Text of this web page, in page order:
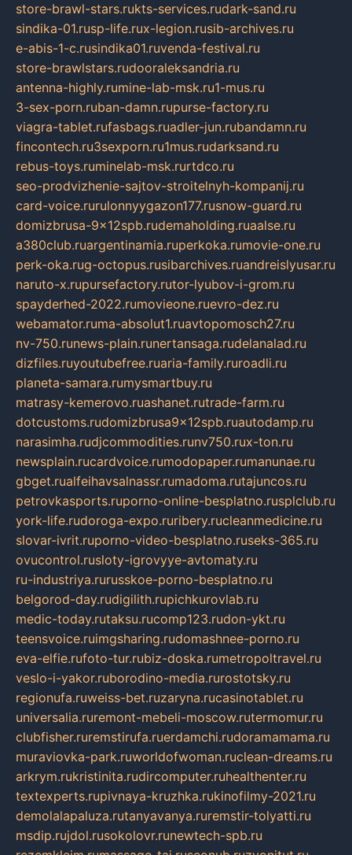
store-brawl-stars.rukts-services.rudark-sand.ru
sindika-01.rusp-life.rux-legion.rusib-archives.ru
e-abis-1-c.rusindika01.ruvenda-festival.ru
store-brawlstars.rudooraleksandria.ru
antenna-highly.rumine-lab-msk.ru1-mus.ru
3-sex-porn.ruban-damn.rupurse-factory.ru
viagra-tablet.rufasbags.ruadler-jun.rubandamn.ru
fincontech.ru3sexporn.ru1mus.rudarksand.ru
rebus-toys.ruminelab-msk.rurtdco.ru
seo-prodvizhenie-sajtov-stroitelnyh-kompanij.ru
card-voice.rurulonnyygazon177.rusnow-guard.ru
domizbrusa-9x12spb.rudemaholding.ruaalse.ru
a380club.ruargentinamia.ruperkoka.rumovie-one.ru
perk-oka.rug-octopus.rusibarchives.ruandreislyusar.ru
naruto-x.rupursefactory.rutor-lyubov-i-grom.ru
spayderhed-2022.rumovieone.ruevro-dez.ru
webamator.ruma-absolut1.ruavtopomosch27.ru
nv-750.runews-plain.runertansaga.rudelanalad.ru
dizfiles.ruyoutubefree.ruaria-family.ruroadli.ru
planeta-samara.rumysmartbuy.ru
matrasy-kemerovo.ruashanet.rutrade-farm.ru
dotcustoms.rudomizbrusa9x12spb.ruautodamp.ru
narasimha.rudjcommodities.runv750.rux-ton.ru
newsplain.rucardvoice.rumodopaper.rumanunae.ru
gbget.rualfeihavsalnassr.rumadoma.rutajuncos.ru
petrovkasports.ruporno-online-besplatno.rusplclub.ru
york-life.rudoroga-expo.ruribery.rucleanmedicine.ru
slovar-ivrit.ruporno-video-besplatno.ruseks-365.ru
ovucontrol.rusloty-igrovyye-avtomaty.ru
ru-industriya.rurusskoe-porno-besplatno.ru
belgorod-day.rudigilith.rupichkurovlab.ru
medic-today.rutaksu.rucomp123.rudon-ykt.ru
teensvoice.ruimgsharing.rudomashnee-porno.ru
eva-elfie.rufoto-tur.rubiz-doska.rumetropoltravel.ru
veslo-i-yakor.ruborodino-media.rurostotsky.ru
regionufa.ruweiss-bet.ruzaryna.rucasinotablet.ru
universalia.ruremont-mebeli-moscow.rutermomur.ru
clubfisher.ruremstirufa.ruerdamchi.rudoramamama.ru
muraviovka-park.ruworldofwoman.ruclean-dreams.ru
arkrym.rukristinita.rudircomputer.ruhealthenter.ru
textexperts.rupivnaya-kruzhka.rukinofilmy-2021.ru
demolalapaluza.rutanyavanya.ruremstir-tolyatti.ru
msdip.rujdol.rusokolovr.runewtech-spb.ru